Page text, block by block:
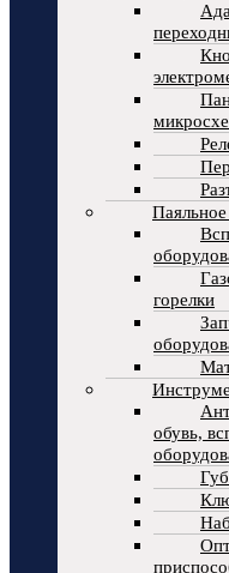
горелки
обувь,